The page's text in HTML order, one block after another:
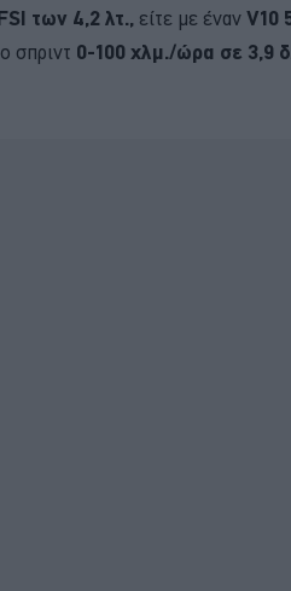
των 4,2 λτ., είτε με έναν V10
σπριντ 0-100 χλμ./ώρα σε 3,9